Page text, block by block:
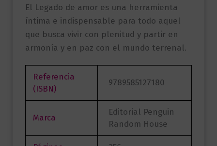
El Legado de amor es una herramienta
íntima e indispensable para todo aquel
que busca vivir con plenitud y partir en
armonía y en paz con el mundo terrenal.
Referencia
(ISBN)
9789585127180
Marca
Editorial Penguin
Random House